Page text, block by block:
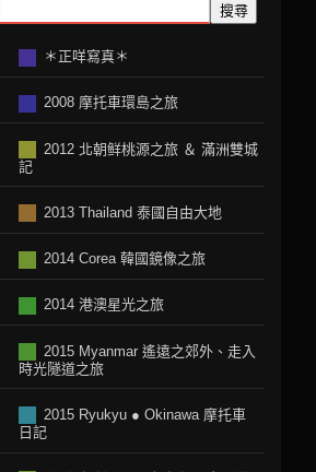
搜尋
＊正咩寫真＊
2008 摩托車環島之旅
2012 北朝鲜桃源之旅 ＆ 滿洲雙城
記
2013 Thailand 泰國自由大地
2014 Corea 韓國鏡像之旅
2014 港澳星光之旅
2015 Myanmar 遙遠之郊外、走入
時光隧道之旅
2015 Ryukyu ● Okinawa 摩托車
日記